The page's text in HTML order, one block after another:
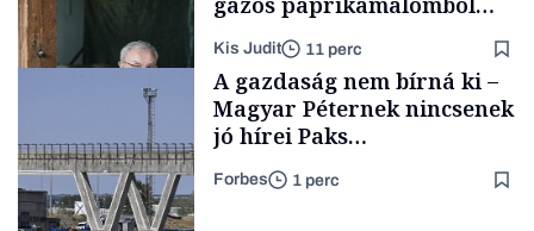
TÁMOGATÓI
Családi
vállalkozások
lett az igazi családi
fűszersztori
Kis Judit 11 perc
A gazdaság nem bírná ki –
Magyar Péternek nincsenek
jó hírei Paks
újraindításáról
Forbes 1 perc